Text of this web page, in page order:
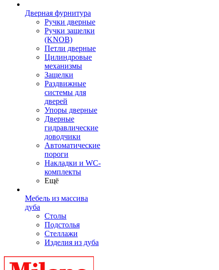
Дверная фурнитура
Ручки дверные
Ручки защелки
(KNOB)
Петли дверные
Цилиндровые
механизмы
Защелки
Раздвижные
системы для
дверей
Упоры дверные
Дверные
гидравлические
доводчики
Автоматические
пороги
Накладки и WC-
комплекты
Ещё
Мебель из массива
дуба
Столы
Подстолья
Стеллажи
Изделия из дуба